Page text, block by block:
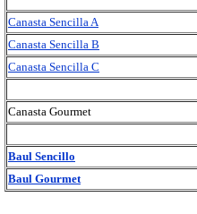
Canasta Sencilla A
Canasta Sencilla B
Canasta Sencilla C
Canasta Gourmet
Baul Sencillo
Baul Gourmet